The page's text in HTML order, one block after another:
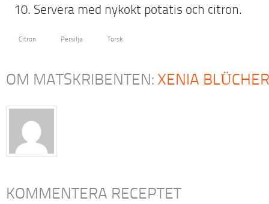
Servera med nykokt potatis och citron.
Citron Persilja Torsk
OM MATSKRIBENTEN: XENIA BLÜCHER
KOMMENTERA RECEPTET